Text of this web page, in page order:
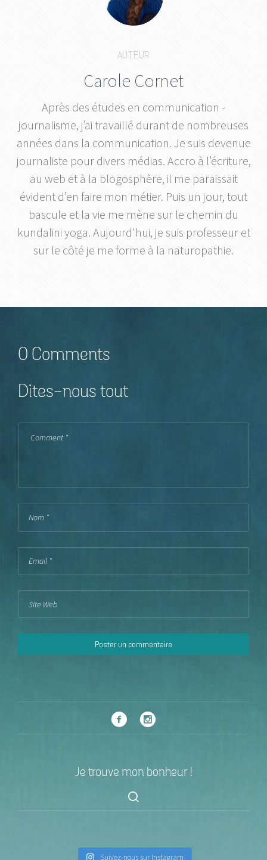
AUTEUR
Carole Cornet
Après des études en communication -
journalisme, j’ai travaillé durant de nombreuses
années dans la communication. Je suis devenue
journaliste pour divers médias. Accro à l’écriture,
au web et à la blogosphère, il me paraissait
évident d’en faire mon métier. Puis un jour, tout
bascule et la vie me mène sur le chemin du
kundalini yoga. Aujourd'hui, je suis professeur et
sur le côté je me forme à la naturopathie.
0 Comments
Dites-nous tout
Je trouve mon bonheur !
Suivez-nous sur Instagram